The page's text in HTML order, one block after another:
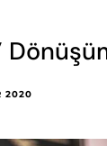
2020